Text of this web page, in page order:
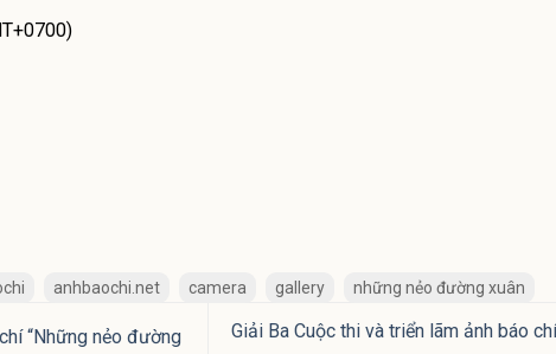
anhbaochi.net camera gallery những nẻo đường xuân
“Những nẻo đường
Giải Ba Cuộc thi và triển lãm ảnh báo